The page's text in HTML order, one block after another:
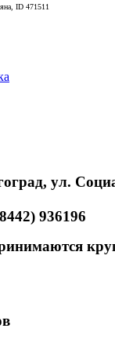
ID 471511
ул.
936196